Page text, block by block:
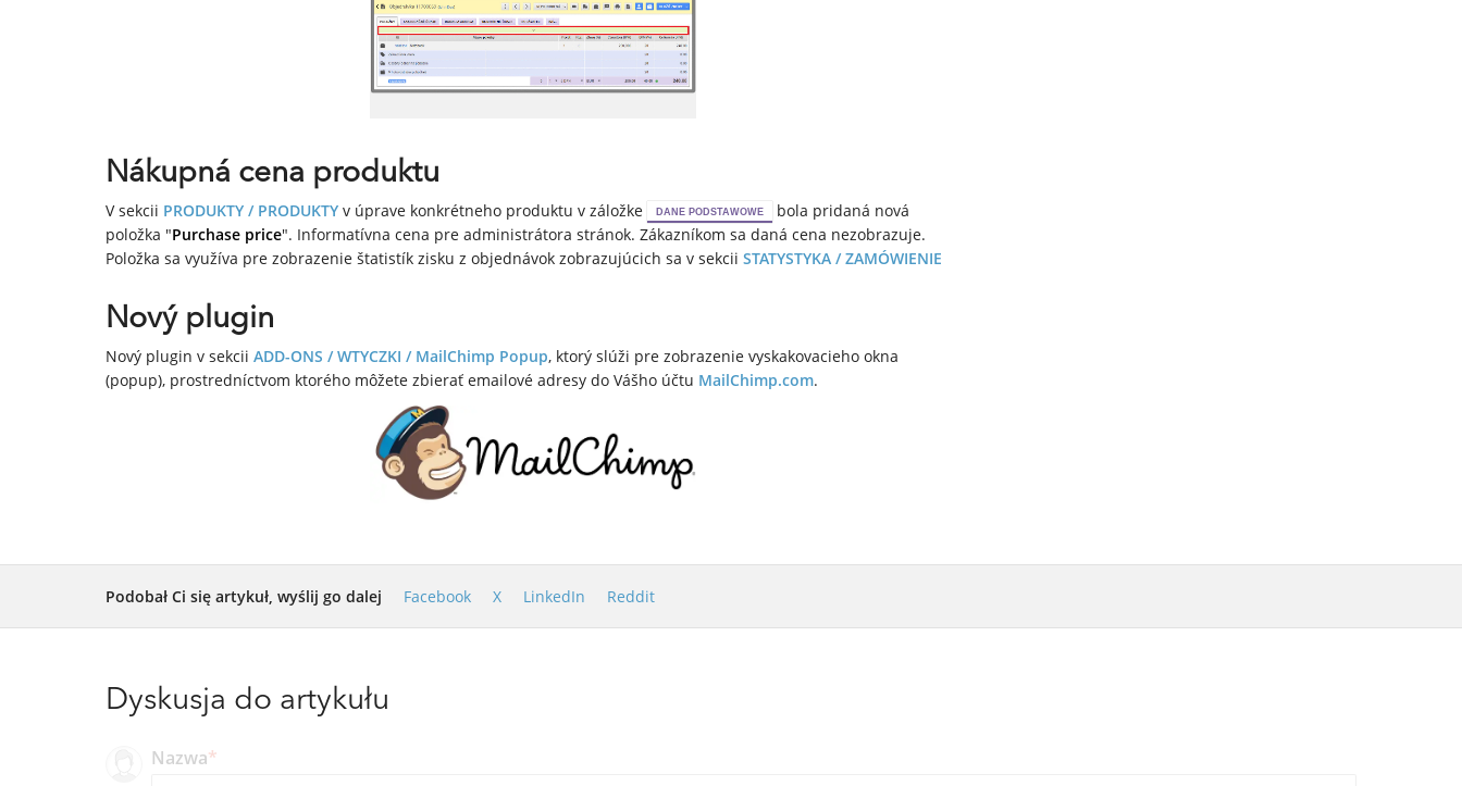
Nákupná cena produktu
V sekcii PRODUKTY / PRODUKTY v úprave konkrétneho produktu v záložke DANE PODSTAWOWE
bola pridaná nová
položka "Purchase price". Informatívna cena pre administrátora stránok. Zákazníkom sa daná cena nezobrazuje.
Položka sa využíva pre zobrazenie štatistík zisku z objednávok zobrazujúcich sa v sekcii STATYSTYKA / ZAMÓWIENIE
Nový plugin
Nový plugin v sekcii ADD-ONS / WTYCZKI / MailChimp Popup, ktorý slúži pre zobrazenie vyskakovacieho okna
(popup), prostredníctvom ktorého môžete zbierať emailové adresy do Vášho účtu MailChimp.com.
Podobał Ci się artykuł, wyślij go dalej Facebook X LinkedIn Reddit
Dyskusja do artykułu
Nazwa*